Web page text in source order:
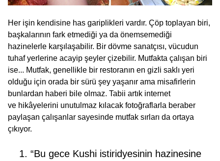
Her işin kendisine has gariplikleri vardır. Çöp toplayan biri,
başkalarının fark etmediği ya da önemsemediği
hazinelerle karşılaşabilir. Bir dövme sanatçısı, vücudun
tuhaf yerlerine acayip şeyler çizebilir. Mutfakta çalışan biri
ise... Mutfak, genellikle bir restoranın en gizli saklı yeri
olduğu için orada bir sürü şey yaşanır ama misafirlerin
bunlardan haberi bile olmaz. Tabii artık internet
ve hikâyelerini unutulmaz kılacak fotoğraflarla beraber
paylaşan çalışanlar sayesinde mutfak sırları da ortaya
çıkıyor.
1. “Bu gece Kushi istiridyesinin hazinesine